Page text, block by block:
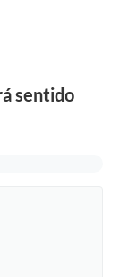
sentido